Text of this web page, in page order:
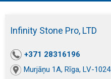
Infinity Stone Pro, LTD
+371 28316196
Murjāņu 1A, Rīga, LV-1024